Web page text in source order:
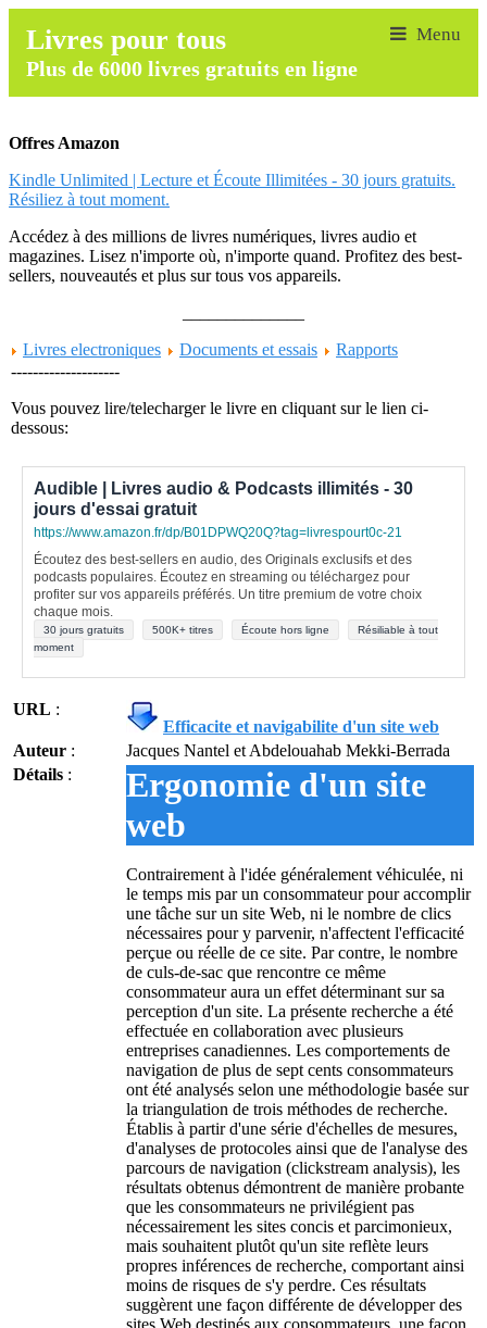
Livres pour tous
Plus de 6000 livres gratuits en ligne
Offres Amazon
Kindle Unlimited | Lecture et Écoute Illimitées - 30 jours gratuits.
Résiliez à tout moment.
Accédez à des millions de livres numériques, livres audio et
magazines. Lisez n'importe où, n'importe quand. Profitez des best-
sellers, nouveautés et plus sur tous vos appareils.
Livres electroniques
Documents et essais
Rapports
--------------------
Vous pouvez lire/telecharger le livre en cliquant sur le lien ci-
dessous:
Audible | Livres audio & Podcasts illimités - 30
jours d'essai gratuit
https://www.amazon.fr/dp/B01DPWQ20Q?tag=livrespourt0c-21
Écoutez des best-sellers en audio, des Originals exclusifs et des
podcasts populaires. Écoutez en streaming ou téléchargez pour
profiter sur vos appareils préférés. Un titre premium de votre choix
chaque mois.
30 jours gratuits 500K+ titres Écoute hors ligne
Résiliable à tout
moment
URL :
Efficacite et navigabilite d'un site web
Auteur :
Jacques Nantel et Abdelouahab Mekki-Berrada
Détails :
Ergonomie d'un site
web
Contrairement à l'idée généralement véhiculée, ni
le temps mis par un consommateur pour accomplir
une tâche sur un site Web, ni le nombre de clics
nécessaires pour y parvenir, n'affectent l'efficacité
perçue ou réelle de ce site. Par contre, le nombre
de culs-de-sac que rencontre ce même
consommateur aura un effet déterminant sur sa
perception d'un site. La présente recherche a été
effectuée en collaboration avec plusieurs
entreprises canadiennes. Les comportements de
navigation de plus de sept cents consommateurs
ont été analysés selon une méthodologie basée sur
la triangulation de trois méthodes de recherche.
Établis à partir d'une série d'échelles de mesures,
d'analyses de protocoles ainsi que de l'analyse des
parcours de navigation (clickstream analysis), les
résultats obtenus démontrent de manière probante
que les consommateurs ne privilégient pas
nécessairement les sites concis et parcimonieux,
mais souhaitent plutôt qu'un site reflète leurs
propres inférences de recherche, comportant ainsi
moins de risques de s'y perdre. Ces résultats
suggèrent une façon différente de développer des
sites Web destinés aux consommateurs, une façon